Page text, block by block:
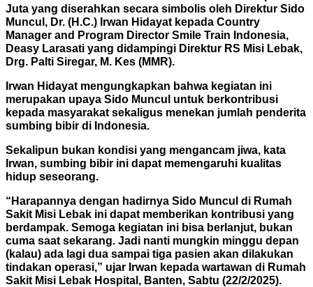
Juta yang diserahkan secara simbolis oleh Direktur Sido
Muncul, Dr. (H.C.) Irwan Hidayat kepada Country
Manager and Program Director Smile Train Indonesia,
Deasy Larasati yang didampingi Direktur RS Misi Lebak,
Drg. Palti Siregar, M. Kes (MMR).
Irwan Hidayat mengungkapkan bahwa kegiatan ini
merupakan upaya Sido Muncul untuk berkontribusi
kepada masyarakat sekaligus menekan jumlah penderita
sumbing bibir di Indonesia.
Sekalipun bukan kondisi yang mengancam jiwa, kata
Irwan, sumbing bibir ini dapat memengaruhi kualitas
hidup seseorang.
“Harapannya dengan hadirnya Sido Muncul di Rumah
Sakit Misi Lebak ini dapat memberikan kontribusi yang
berdampak. Semoga kegiatan ini bisa berlanjut, bukan
cuma saat sekarang. Jadi nanti mungkin minggu depan
(kalau) ada lagi dua sampai tiga pasien akan dilakukan
tindakan operasi,” ujar Irwan kepada wartawan di Rumah
Sakit Misi Lebak Hospital, Banten, Sabtu (22/2/2025).